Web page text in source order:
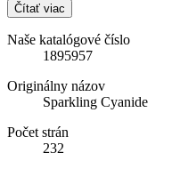
Čítať viac
Naše katalógové číslo
1895957
Originálny názov
Sparkling Cyanide
Počet strán
232